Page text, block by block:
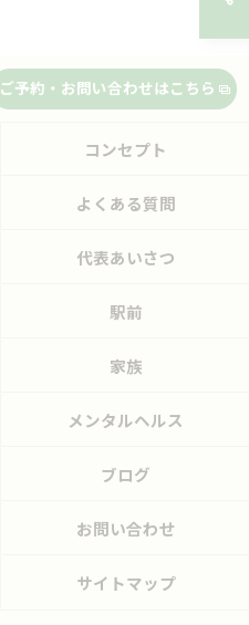
ご予約・お問い合わせはこちら
コンセプト
よくある質問
代表あいさつ
駅前
家族
メンタルヘルス
ブログ
お問い合わせ
サイトマップ